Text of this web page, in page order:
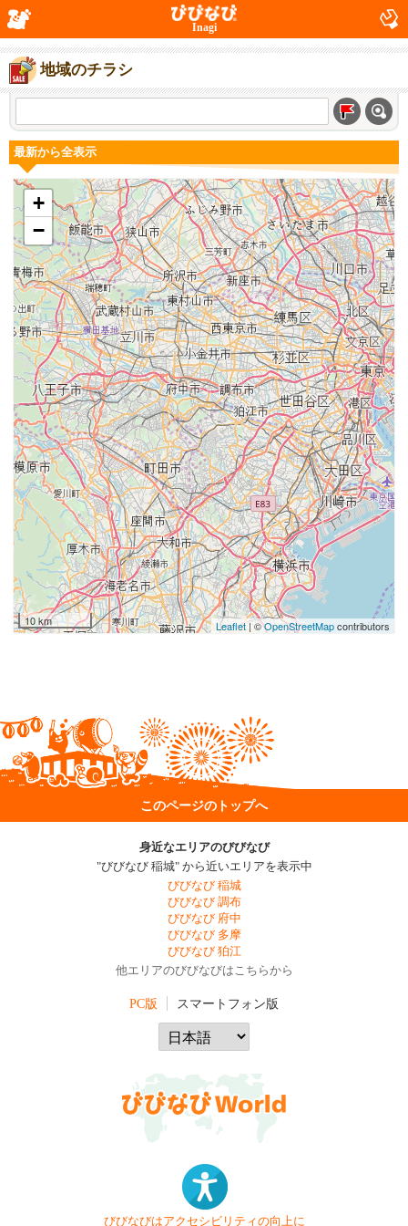
Inagi
地域のチラシ
最新から全表示
+
−
10 km Leaflet| ©OpenStreetMapcontributors
このページのトップへ
身近なエリアのびびなび
"びびなび 稲城" から近いエリアを表示中
びびなび 稲城
びびなび 調布
びびなび 府中
びびなび 多摩
びびなび 狛江
他エリアのびびなびはこちらから
PC版 スマートフォン版
びびなびはアクセシビリティの向上に